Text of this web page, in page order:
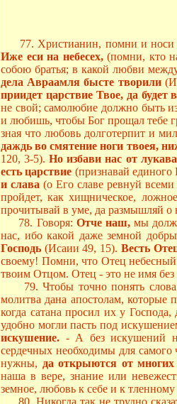
77. Христианин, помни и носи
Иже еси на небесех, (помни, кто
собою братья; в какой любви
дела Авраамля бысте творили
приидет царствие Твое, да
не свой; самолюбие должно быть
и любишь, чтобы Бог прощал тебе
зная что любовь долготерпит и
даждь во смятение ноги твоея,
120, 3-5).Но избави нас от
есть царствие (признавай
и слава (о Его славе ревнуй
пройдет, как хищническое,
прочитывай в уме, да размышляй о
78. Говоря: Отче наш, мы
нас, ибо какой даже земной
Господь (Исаии 49, 15). Весть
своему! Помни, что Отец небесный
твоим Отцом. Отец - это не имя
79. Чтобы точно понять
молитва дана апостолам, которые
когда сатана просил их у
удобно могли пасть под
искушение. - А без искушений
сердечных необходимы для
нужны, да открыются от
наша в вере, знание или
земное, любовь к себе и к тленному
80. Никогда так не трудно